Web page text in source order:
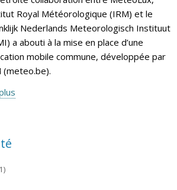
Royal Météorologique (IRM) et le
Nederlands Meteorologisch Instituut
a abouti à la mise en place d’une
mobile commune, développée par
(meteo.be).